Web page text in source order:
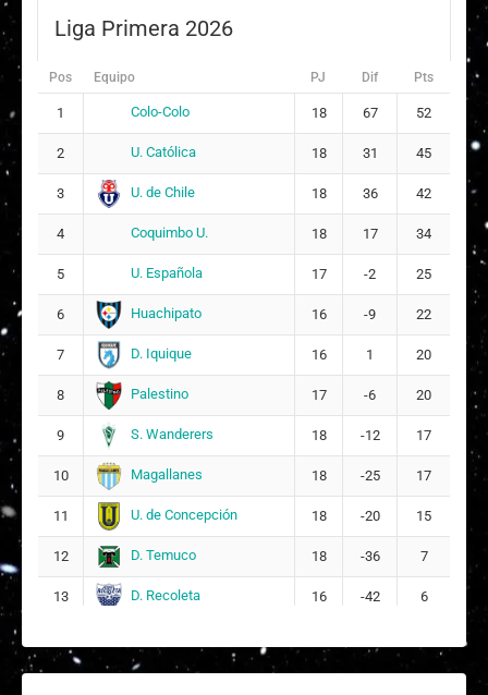
Denisse Alejandra Orellana Betancourt
17
Llanka Montserrat Groff Díaz
23
Camila Alejandra Pavez Vásquez
Monserratt Catalina González Flores
9
Valentina Arlette Navarrete Acuña
Cristóbal Jiménez
Liga Primera 2026
Pos Equipo PJ Dif Pts
1 Colo-Colo 18 67 52
2 U. Católica 18 31 45
3 U. de Chile 18 36 42
4 Coquimbo U. 18 17 34
5 U. Española 17 -2 25
6 Huachipato 16 -9 22
7 D. Iquique 16 1 20
8 Palestino 17 -6 20
9 S. Wanderers 18 -12 17
10 Magallanes 18 -25 17
11 U. de Concepción 18 -20 15
12 D. Temuco 18 -36 7
13 D. Recoleta 16 -42 6